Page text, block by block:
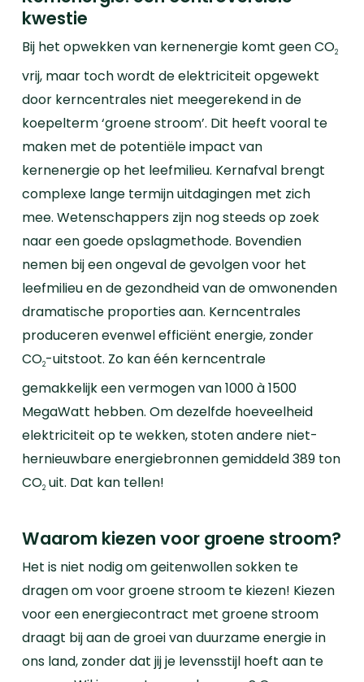
kwestie
Bij het opwekken van kernenergie komt geen CO2
vrij, maar toch wordt de elektriciteit opgewekt
door kerncentrales niet meegerekend in de
koepelterm ‘groene stroom’. Dit heeft vooral te
maken met de potentiële impact van
kernenergie op het leefmilieu. Kernafval brengt
complexe lange termijn uitdagingen met zich
mee. Wetenschappers zijn nog steeds op zoek
naar een goede opslagmethode. Bovendien
nemen bij een ongeval de gevolgen voor het
leefmilieu en de gezondheid van de omwonenden
dramatische proporties aan. Kerncentrales
produceren evenwel efficiënt energie, zonder
CO2-uitstoot. Zo kan één kerncentrale
gemakkelijk een vermogen van 1000 à 1500
MegaWatt hebben. Om dezelfde hoeveelheid
elektriciteit op te wekken, stoten andere niet-
hernieuwbare energiebronnen gemiddeld 389 ton
CO2uit. Dat kan tellen!
Waarom kiezen voor groene stroom?
Het is niet nodig om geitenwollen sokken te
dragen om voor groene stroom te kiezen! Kiezen
voor een energiecontract met groene stroom
draagt bij aan de groei van duurzame energie in
ons land, zonder dat jij je levensstijl hoeft aan te